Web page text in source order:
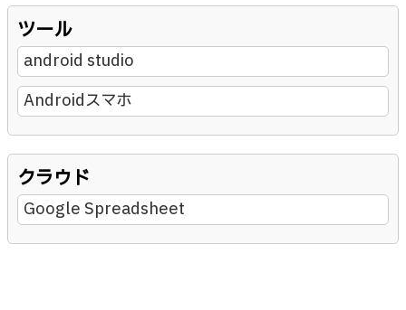
ツール
android studio
Androidスマホ
クラウド
Google Spreadsheet